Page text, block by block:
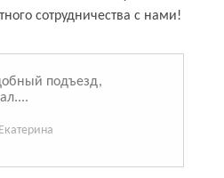
сотрудничества с нами!
подъезд,